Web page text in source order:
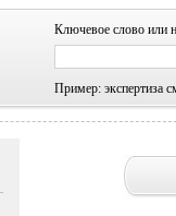
Ключевое слово или
Пример: экспертиза